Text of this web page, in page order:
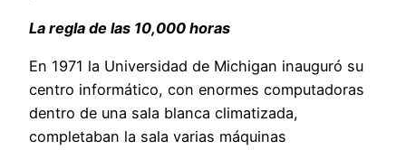
La regla de las 10,000 horas
En 1971 la Universidad de Michigan inauguró su
centro informático, con enormes computadoras
dentro de una sala blanca climatizada,
completaban la sala varias máquinas